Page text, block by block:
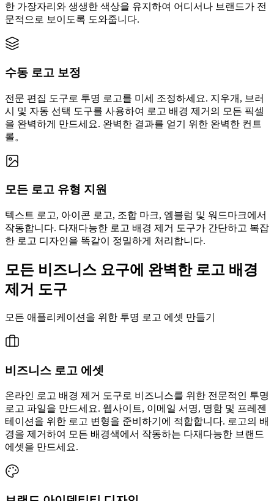
한 가장자리와 생생한 색상을 유지하여 어디서나 브랜드가 전
문적으로 보이도록 도와줍니다.
수동 로고 보정
전문 편집 도구로 투명 로고를 미세 조정하세요. 지우개, 브러
시 및 자동 선택 도구를 사용하여 로고 배경 제거의 모든 픽셀
을 완벽하게 만드세요. 완벽한 결과를 얻기 위한 완벽한 컨트
롤。
모든 로고 유형 지원
텍스트 로고, 아이콘 로고, 조합 마크, 엠블럼 및 워드마크에서
작동합니다. 다재다능한 로고 배경 제거 도구가 간단하고 복잡
한 로고 디자인을 똑같이 정밀하게 처리합니다.
모든 비즈니스 요구에 완벽한 로고 배경
제거 도구
모든 애플리케이션을 위한 투명 로고 에셋 만들기
비즈니스 로고 에셋
온라인 로고 배경 제거 도구로 비즈니스를 위한 전문적인 투명
로고 파일을 만드세요. 웹사이트, 이메일 서명, 명함 및 프레젠
테이션을 위한 로고 변형을 준비하기에 적합합니다. 로고의 배
경을 제거하여 모든 배경색에서 작동하는 다재다능한 브랜드
에셋을 만드세요.